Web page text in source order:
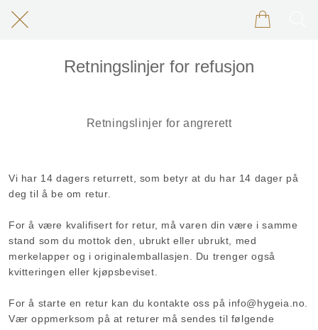
Retningslinjer for refusjon
Retningslinjer for angrerett
Vi har 14 dagers returrett, som betyr at du har 14 dager på
deg til å be om retur.
For å være kvalifisert for retur, må varen din være i samme
stand som du mottok den, ubrukt eller ubrukt, med
merkelapper og i originalemballasjen. Du trenger også
kvitteringen eller kjøpsbeviset.
For å starte en retur kan du kontakte oss på info@hygeia.no.
Vær oppmerksom på at returer må sendes til følgende